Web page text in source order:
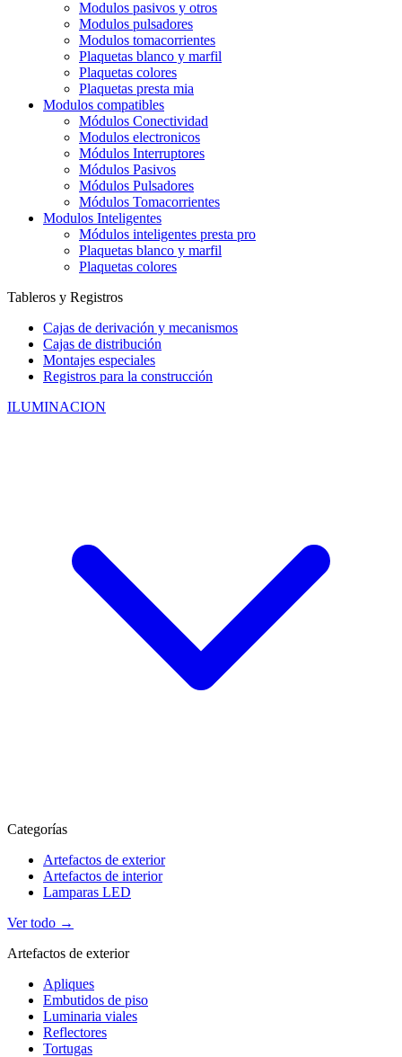
Modulos pasivos y otros
Modulos pulsadores
Modulos tomacorrientes
Plaquetas blanco y marfil
Plaquetas colores
Plaquetas presta mia
Modulos compatibles
Módulos Conectividad
Modulos electronicos
Módulos Interruptores
Módulos Pasivos
Módulos Pulsadores
Módulos Tomacorrientes
Modulos Inteligentes
Módulos inteligentes presta pro
Plaquetas blanco y marfil
Plaquetas colores
Tableros y Registros
Cajas de derivación y mecanismos
Cajas de distribución
Montajes especiales
Registros para la construcción
ILUMINACION
Categorías
Artefactos de exterior
Artefactos de interior
Lamparas LED
Ver todo →
Artefactos de exterior
Apliques
Embutidos de piso
Luminaria viales
Reflectores
Tortugas